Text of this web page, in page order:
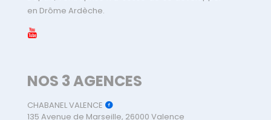
en Drôme Ardèche.
NOS 3 AGENCES
CHABANEL VALENCE
135 Avenue de Marseille, 26000 Valence